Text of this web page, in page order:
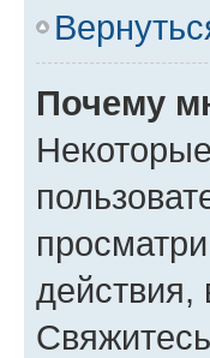
Почему